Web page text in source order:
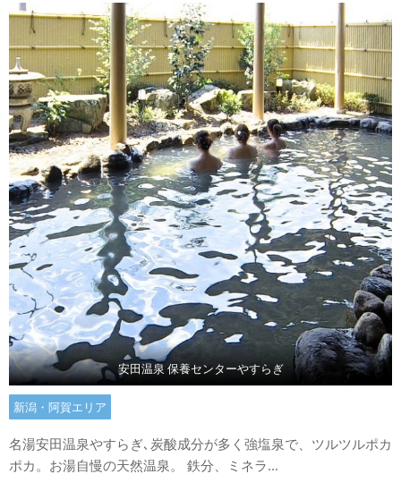
安田温泉 保養センターやすらぎ
新潟・阿賀エリア
名湯安田温泉やすらぎ､炭酸成分が多く強塩泉で、ツルツルポカ
ポカ。お湯自慢の天然温泉。 鉄分、ミネラ...